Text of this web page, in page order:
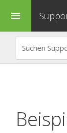
menu